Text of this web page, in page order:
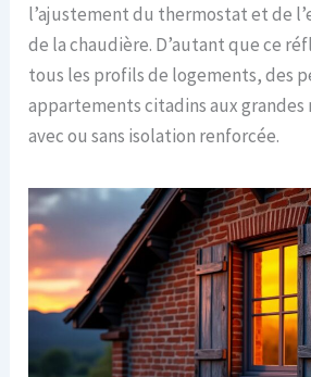
l’ajustement du thermostat et de
de la chaudière. D’autant que ce
tous les profils de logements, des
appartements citadins aux grandes
avec ou sans isolation renforcée.